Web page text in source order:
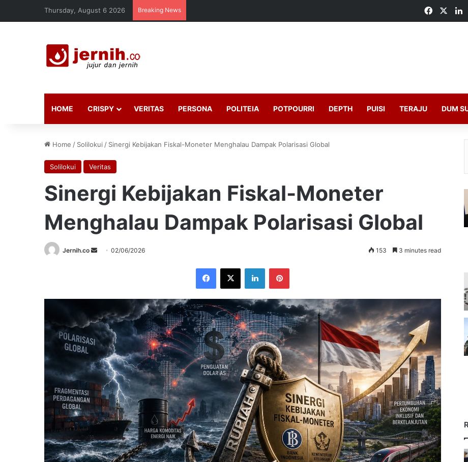
Thursday, August 6 2026 Breaking News Facebook
HOME CRISPY VERITAS PERSONA POLITEIA POTPOURRI DEPTH PUISI TERAJU DUM
Home / Solilokui / Sinergi Kebijakan Fiskal-Moneter Menghalau Dampak Polarisasi Global
Solilokui Veritas
Sinergi Kebijakan Fiskal-Moneter
Menghalau Dampak Polarisasi Global
Jernih.co
Send02/06/2026 153 3 minutes read
Facebook
X LinkedInPinterest